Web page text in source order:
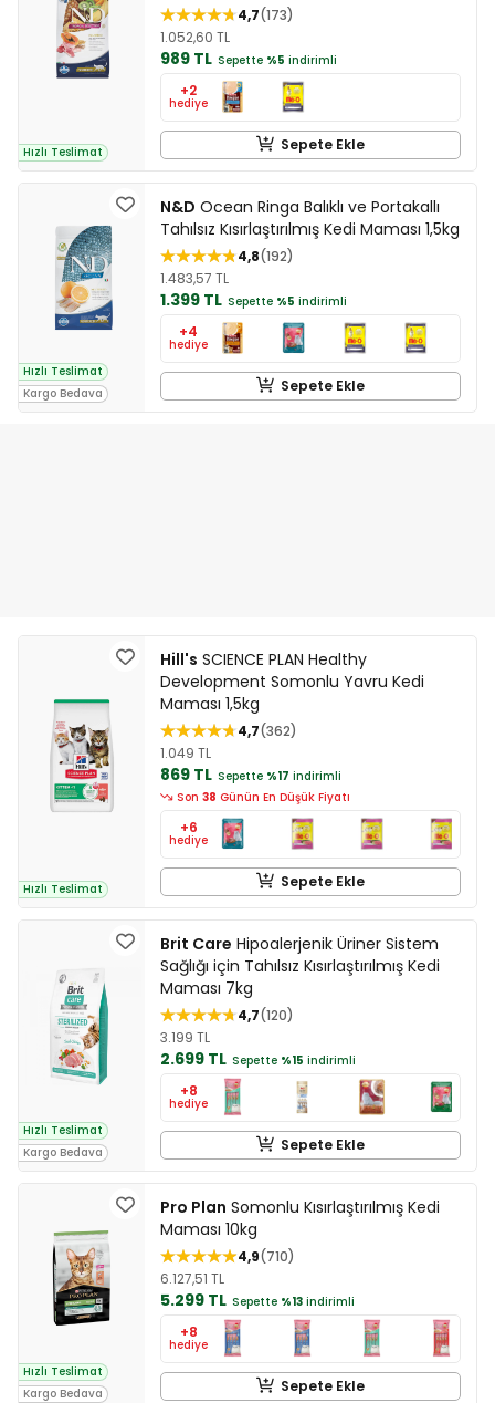
Hızlı Teslimat
4,7 173
1.052,60 TL
989 TL Sepette %5 indirimli
+2
hediye
Sepete Ekle
Hızlı Teslimat
Kargo Bedava
N&D Ocean Ringa Balıklı ve Portakallı
Tahılsız Kısırlaştırılmış Kedi Maması 1,5kg
4,8 192
1.483,57 TL
1.399 TL Sepette %5 indirimli
+4
hediye
Sepete Ekle
Hızlı Teslimat
Hill's SCIENCE PLAN Healthy
Development Somonlu Yavru Kedi
Maması 1,5kg
4,7 362
1.049 TL
869 TL Sepette %17 indirimli
Son 38 Günün En Düşük Fiyatı
+6
hediye
Sepete Ekle
Hızlı Teslimat
Kargo Bedava
Brit Care Hipoalerjenik Üriner Sistem
Sağlığı için Tahılsız Kısırlaştırılmış Kedi
Maması 7kg
4,7 120
3.199 TL
2.699 TL Sepette %15 indirimli
+8
hediye
Sepete Ekle
Hızlı Teslimat
Kargo Bedava
Pro Plan Somonlu Kısırlaştırılmış Kedi
Maması 10kg
4,9 710
6.127,51 TL
5.299 TL Sepette %13 indirimli
+8
hediye
Sepete Ekle